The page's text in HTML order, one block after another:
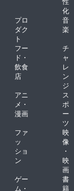
化
プロ
ダク
ト
音
楽
フー
ド・
飲食
店
チ
ャ
レ
ン
ジ
アニ
メ・
漫画
ス
ポ
ー
ツ
ファ
ッ
ショ
ン
映
像
・
映
画
ゲー
ム・
書
籍